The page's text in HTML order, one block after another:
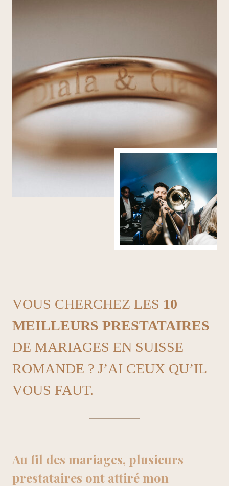
VOUS CHERCHEZ LES 10
MEILLEURS PRESTATAIRES
DE MARIAGES EN SUISSE
ROMANDE ? J’AI CEUX QU’IL
VOUS FAUT.
Au fil des mariages, plusieurs
prestataires ont attiré mon